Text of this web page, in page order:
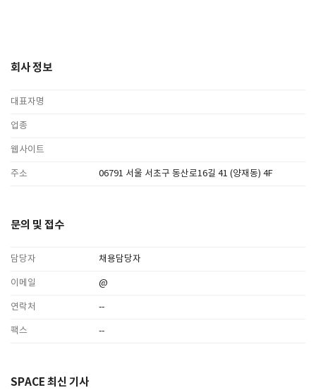
Contact
회사 정보
대표자명
업종
웹사이트
주소 06791 서울 서초구 동산로16길 41 (양재동) 4F
문의 및 접수
담당자 채용담당자
이메일 @
연락처 --
팩스 --
SPACE 최신 기사